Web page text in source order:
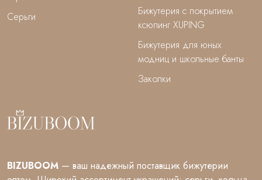
Серьги
Бижутерия с покрытием
ксюпинг XUPING
Бижутерия для юных
модниц и школьные банты
Заколки
BIZUBOOM — ваш надежный поставщик бижутерии